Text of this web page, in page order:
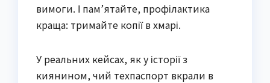
вимоги. І пам’ятайте, профілактика
краща: тримайте копії в хмарі.
У реальних кейсах, як у історії з
киянином, чий техпаспорт вкрали в